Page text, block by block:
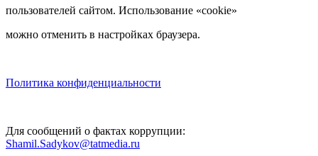
пользователей сайтом. Использование «cookie»
можно отменить в настройках браузера.
Политика конфиденциальности
Для сообщений о фактах коррупции:
Shamil.Sadykov@tatmedia.ru